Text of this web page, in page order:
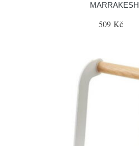
MARRAKESH
509 Kč